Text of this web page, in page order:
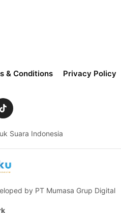
& Conditions Privacy Policy
Suara Indonesia
by PT Mumasa Grup Digital